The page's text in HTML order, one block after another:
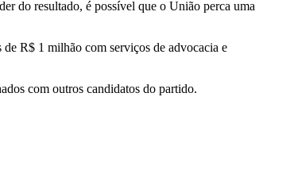
do resultado, é possível que o União perca uma
R$ 1 milhão com serviços de advocacia e
com outros candidatos do partido.